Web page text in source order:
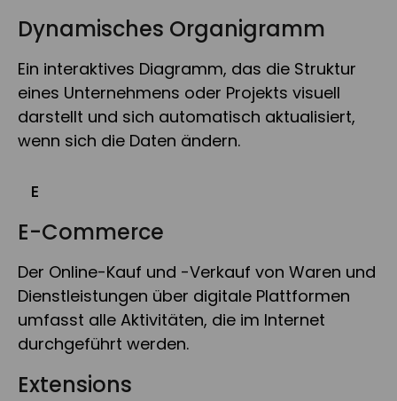
Dynamisches Organigramm
Ein interaktives Diagramm, das die Struktur
eines Unternehmens oder Projekts visuell
darstellt und sich automatisch aktualisiert,
wenn sich die Daten ändern.
E
E-Commerce
Der Online-Kauf und -Verkauf von Waren und
Dienstleistungen über digitale Plattformen
umfasst alle Aktivitäten, die im Internet
durchgeführt werden.
Extensions